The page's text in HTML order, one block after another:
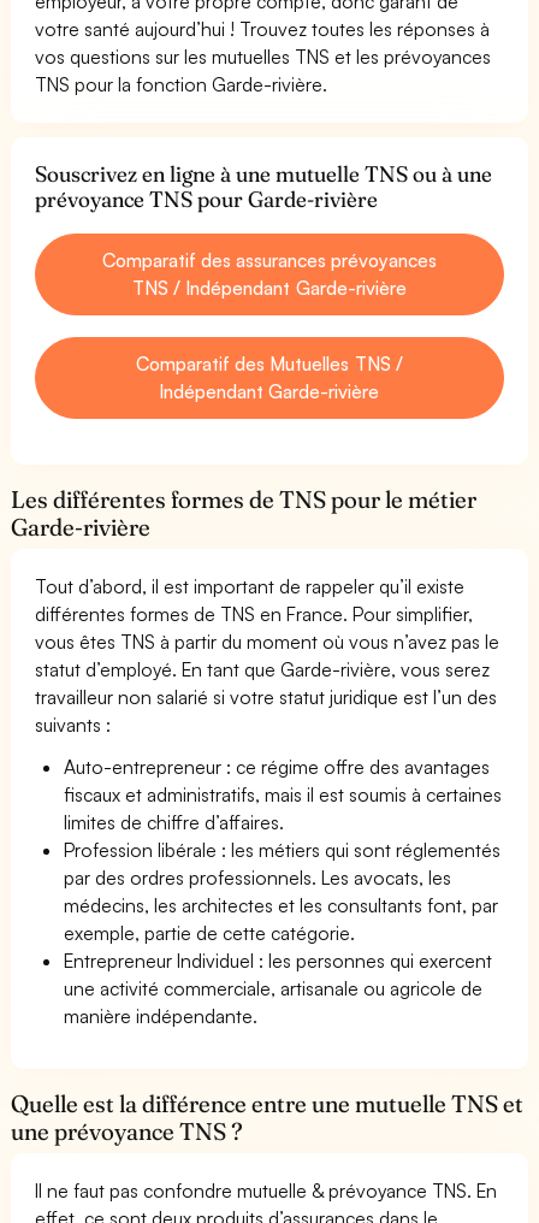
votre santé aujourd’hui ! Trouvez toutes les réponses à
vos questions sur les mutuelles TNS et les prévoyances
TNS pour la fonction Garde-rivière.
Souscrivez en ligne à une mutuelle TNS ou à une
prévoyance TNS pour Garde-rivière
Comparatif des assurances prévoyances
TNS / Indépendant Garde-rivière
Comparatif des Mutuelles TNS /
Indépendant Garde-rivière
Les différentes formes de TNS pour le métier
Garde-rivière
Tout d’abord, il est important de rappeler qu’il existe
différentes formes de TNS en France. Pour simplifier,
vous êtes TNS à partir du moment où vous n’avez pas le
statut d’employé. En tant que Garde-rivière, vous serez
travailleur non salarié si votre statut juridique est l’un des
suivants :
Auto-entrepreneur : ce régime offre des avantages
fiscaux et administratifs, mais il est soumis à certaines
limites de chiffre d’affaires.
Profession libérale : les métiers qui sont réglementés
par des ordres professionnels. Les avocats, les
médecins, les architectes et les consultants font, par
exemple, partie de cette catégorie.
Entrepreneur Individuel : les personnes qui exercent
une activité commerciale, artisanale ou agricole de
manière indépendante.
Quelle est la différence entre une mutuelle TNS et
une prévoyance TNS ?
Il ne faut pas confondre mutuelle & prévoyance TNS. En
effet, ce sont deux produits d’assurances dans le